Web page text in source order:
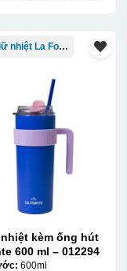
Bình giữ nhiệt La Fonte
kèm ống hút
600 ml – 012294
600ml